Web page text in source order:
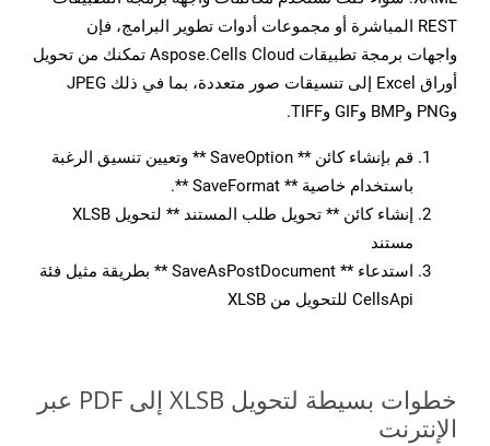
REST المباشرة أو مجموعات أدوات تطوير البرامج، فإن
واجهات برمجة تطبيقات Aspose.Cells Cloud تمكنك من تحويل
أوراق Excel إلى تنسيقات صور متعددة، بما في ذلك JPEG
وPNG وBMP وGIF وTIFF.
قم بإنشاء كائن ** SaveOption ** وتعيين تنسيق الرغبة
باستخدام خاصية ** SaveFormat **.
إنشاء كائن ** تحويل طلب المستند ** لتحويل XLSB
مستند
استدعاء ** SaveAsPostDocument ** بطريقة مثيل فئة
CellsApi للتحويل من XLSB
خطوات بسيطة لتحويل XLSB إلى PDF عبر
الإنترنت